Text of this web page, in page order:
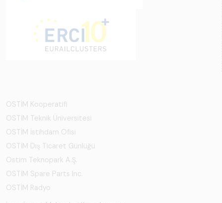
OSTİM Kooperatifi
OSTİM Teknik Üniversitesi
OSTİM İstihdam Ofisi
OSTİM Dış Ticaret Günlüğü
Ostim Teknopark A.Ş.
OSTİM Spare Parts Inc.
OSTİM Radyo